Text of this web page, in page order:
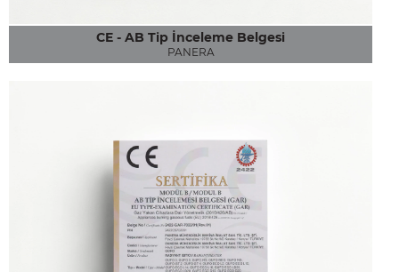
CE - AB Tip İnceleme Belgesi
PANERA